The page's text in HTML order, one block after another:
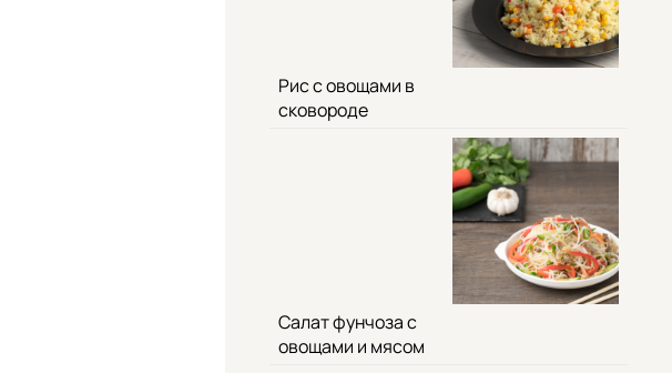
Рис с овощами в
сковороде
Салат фунчоза с
овощами и мясом